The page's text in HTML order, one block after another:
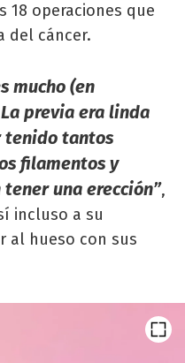
18 operaciones que
del cáncer.
mucho (en
previa era linda
tenido tantos
filamentos y
una erección”,
incluso a su
al hueso con sus